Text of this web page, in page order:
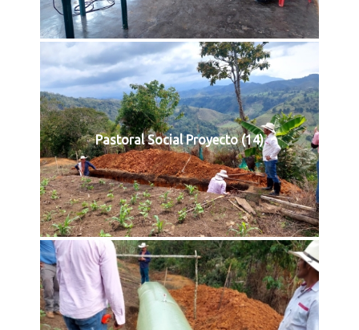
Pastoral Social Proyecto (14)